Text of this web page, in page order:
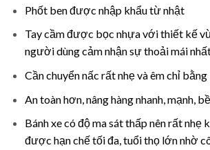
Phốt ben được nhập khẩu từ nhật
Tay cầm được bọc nhựa với thiết kế
người dùng cảm nhận sự thoải mái
Cần chuyển nấc rất nhẹ và êm chỉ
An toàn hơn, nâng hàng nhanh, mạnh,
Bánh xe có độ ma sát thấp nên rất nhẹ
được hạn chế tối đa, tuổi thọ lớn nhờ